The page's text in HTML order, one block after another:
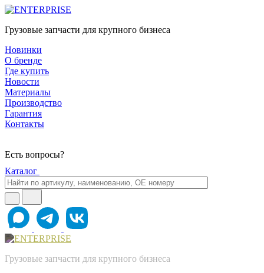
Грузовые запчасти для крупного бизнеса
Новинки
О бренде
Где купить
Новости
Материалы
Производство
Гарантия
Контакты
Есть вопросы?
Каталог
Грузовые запчасти для крупного бизнеса